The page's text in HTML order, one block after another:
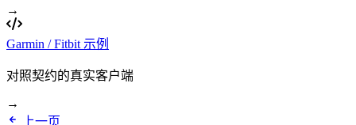
→
Garmin / Fitbit 示例
对照契约的真实客户端
→
上一页